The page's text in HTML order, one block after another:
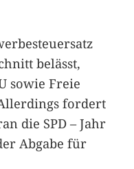
belässt,
sowie Freie
fordert
die SPD – Jahr
Abgabe für